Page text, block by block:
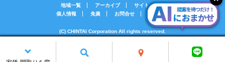
地域一覧 アーカイブ
サイトマップ
個人情報
免責 お問合せ 会社案内
(C) CHINTAI Corporation All rights reserved.
[PR]賃貸物件の疑問解決！教えてエイブルAGENT
[PR]賃貸生活の工夫を紹介！CHINTAI情報局